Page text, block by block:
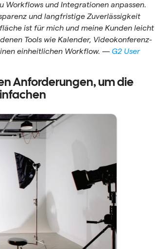
Workflows und Integrationen anpassen.
und langfristige Zuverlässigkeit
ist für mich und meine Kunden leicht
Tools wie Kalender, Videokonferenz-
einheitlichen Workflow. — G2 User
Anforderungen, um die